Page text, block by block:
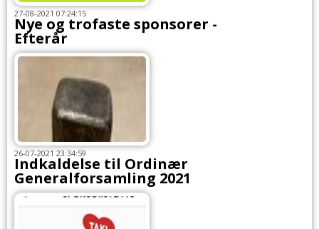
27-08-2021 07:24:15
Nye og trofaste sponsorer -
Efterår
26-07-2021 23:34:59
Indkaldelse til Ordinær
Generalforsamling 2021